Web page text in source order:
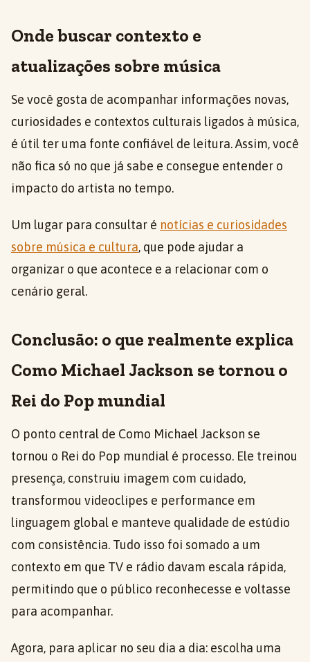
Onde buscar contexto e
atualizações sobre música
Se você gosta de acompanhar informações novas,
curiosidades e contextos culturais ligados à música,
é útil ter uma fonte confiável de leitura. Assim, você
não fica só no que já sabe e consegue entender o
impacto do artista no tempo.
Um lugar para consultar é notícias e curiosidades
sobre música e cultura, que pode ajudar a
organizar o que acontece e a relacionar com o
cenário geral.
Conclusão: o que realmente explica
Como Michael Jackson se tornou o
Rei do Pop mundial
O ponto central de Como Michael Jackson se
tornou o Rei do Pop mundial é processo. Ele treinou
presença, construiu imagem com cuidado,
transformou videoclipes e performance em
linguagem global e manteve qualidade de estúdio
com consistência. Tudo isso foi somado a um
contexto em que TV e rádio davam escala rápida,
permitindo que o público reconhecesse e voltasse
para acompanhar.
Agora, para aplicar no seu dia a dia: escolha uma